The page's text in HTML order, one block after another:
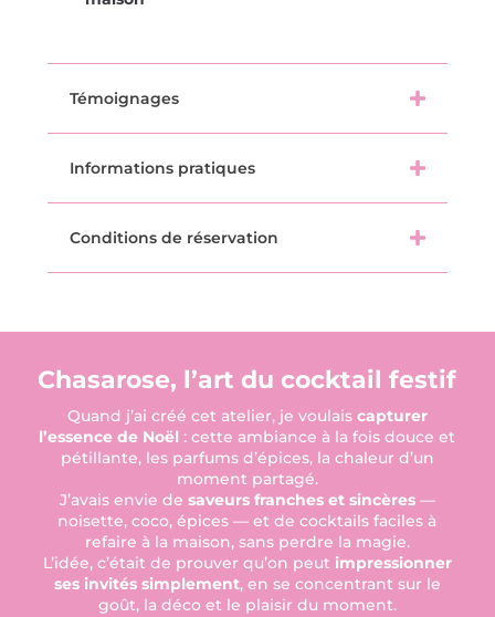
Témoignages
Informations pratiques
Conditions de réservation
Chasarose, l’art du cocktail festif
Quand j’ai créé cet atelier, je voulais capturer
l’essence de Noël : cette ambiance à la fois douce et
pétillante, les parfums d’épices, la chaleur d’un
moment partagé.
J’avais envie de saveurs franches et sincères—
noisette, coco, épices — et de cocktails faciles à
refaire à la maison, sans perdre la magie.
L’idée, c’était de prouver qu’on peut impressionner
ses invités simplement, en se concentrant sur le
goût, la déco et le plaisir du moment.